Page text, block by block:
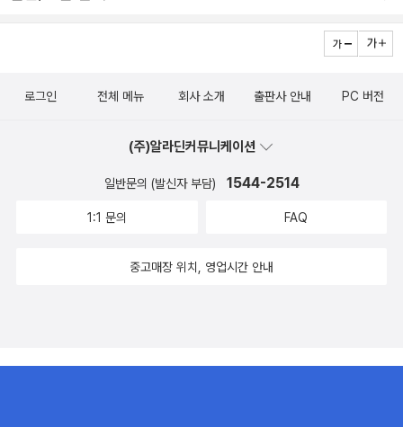
로그인 전체 메뉴 회사 소개 출판사 안내 PC 버전
(주)알라딘커뮤니케이션
일반문의 (발신자 부담) 1544-2514
1:1 문의 FAQ
중고매장 위치, 영업시간 안내